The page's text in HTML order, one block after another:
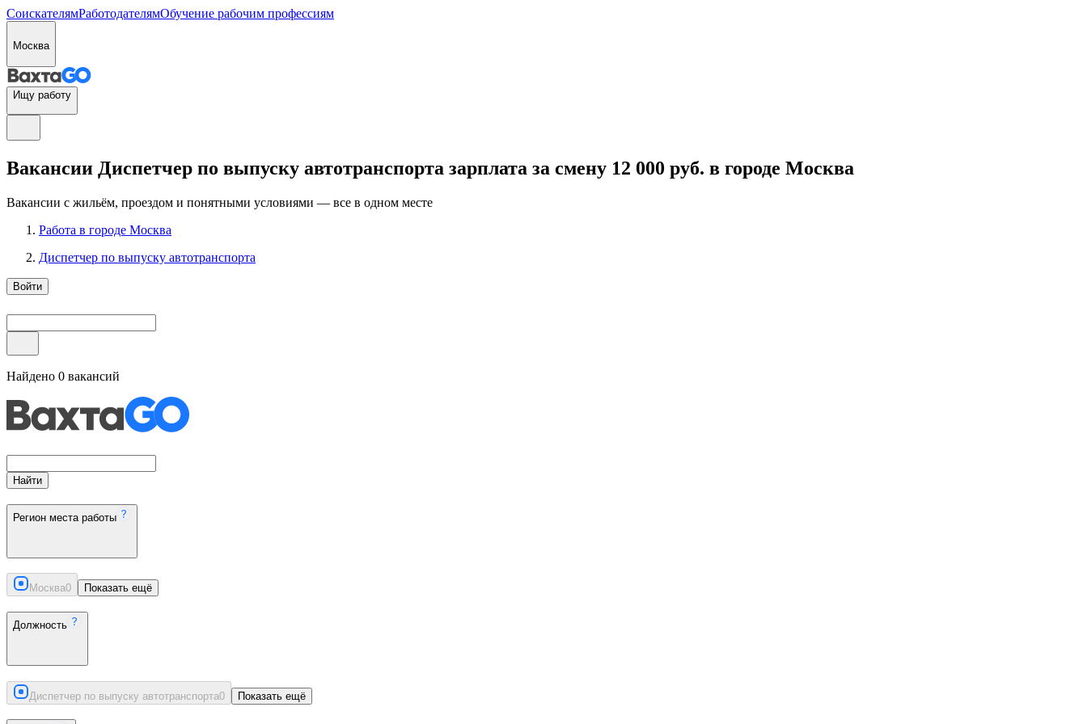
СоискателямРаботодателямОбучение рабочим профессиям
Москва
Ищу работу
Вакансии Диспетчер по выпуску автотранспорта зарплата за смену 12 000 руб. в городе Москва
Вакансии с жильём, проездом и понятными условиями — все в одном месте
Работа в городе Москва
Диспетчер по выпуску автотранспорта
Войти
Найдено 0 вакансий
Найти
Регион места работы
Москва0 Показать ещё
Должность
Диспетчер по выпуску автотранспорта0 Показать ещё